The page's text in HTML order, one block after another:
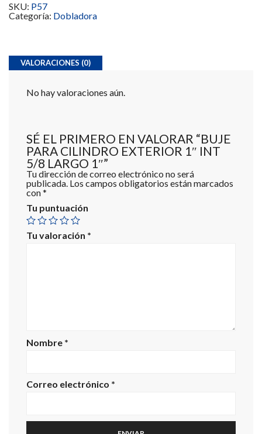
SKU: P57
Categoría: Dobladora
VALORACIONES (0)
No hay valoraciones aún.
SÉ EL PRIMERO EN VALORAR “BUJE
PARA CILINDRO EXTERIOR 1″ INT
5/8 LARGO 1″”
Tu dirección de correo electrónico no será
publicada. Los campos obligatorios están marcados
con*
Tu puntuación
Tu valoración *
Nombre *
Correo electrónico *